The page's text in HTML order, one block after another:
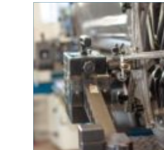
långsiktiga prestanda
och värde. För Dacia-ä...